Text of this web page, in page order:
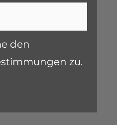
den
zu.